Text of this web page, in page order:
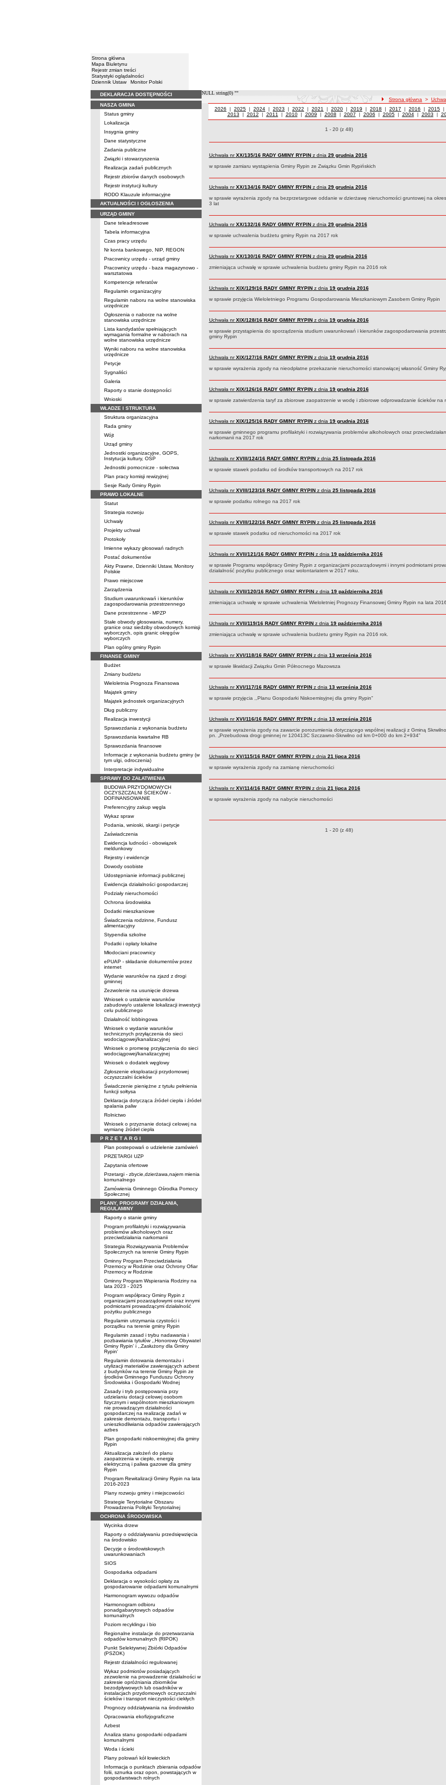
Strona główna
Mapa Biuletynu
Rejestr zmian treści
Statystyki oglądalności
Dziennik Ustaw
Monitor Polski
Menu
DEKLARACJA DOSTĘPNOŚCI
NASZA GMINA
Status gminy
Lokalizacja
Insygnia gminy
Dane statystyczne
Zadania publiczne
Związki i stowarzyszenia
Realizacja zadań publicznych
Rejestr zbiorów danych osobowych
Rejestr instytucji kultury
RODO Klauzule informacyjne
AKTUALNOŚCI I OGŁOSZENIA
URZĄD GMINY
Dane teleadresowe
Tabela informacyjna
Czas pracy urzędu
Nr konta bankowego, NIP, REGON
Pracownicy urzędu - urząd gminy
Pracownicy urzędu - baza magazynowo -
warsztatowa
Kompetencje referatów
Regulamin organizacyjny
Regulamin naboru na wolne stanowiska
urzędnicze
Ogłoszenia o naborze na wolne
stanowiska urzędnicze
Lista kandydatów spełniających
wymagania formalne w naborach na
wolne stanowiska urzędnicze
Wyniki naboru na wolne stanowiska
urzędnicze
Petycje
Sygnaliści
Galeria
Raporty o stanie dostępności
Wnioski
WŁADZE I STRUKTURA
Struktura organizacyjna
Rada gminy
Wójt
Urząd gminy
Jednostki organizacyjne, GOPS,
Instytucja kultury, OSP
Jednostki pomocnicze - sołectwa
Plan pracy komisji rewizyjnej
Sesje Rady Gminy Rypin
PRAWO LOKALNE
Statut
Strategia rozwoju
Uchwały
Projekty uchwał
Protokoły
Imienne wykazy głosowań radnych
Postać dokumentów
Akty Prawne, Dzienniki Ustaw, Monitory
Polskie
Prawo miejscowe
Zarządzenia
Studium uwarunkowań i kierunków
zagospodarowania przestrzennego
Dane przestrzenne - MPZP
Stałe obwody głosowania, numery,
granice oraz siedziby obwodowych komisji
wyborczych, opis granic okręgów
wyborczych
Plan ogólny gminy Rypin
FINANSE GMINY
Budżet
Zmiany budżetu
Wieloletnia Prognoza Finansowa
Majątek gminy
Majątek jednostek organizacyjnych
Dług publiczny
Realizacja inwestycji
Sprawozdania z wykonania budżetu
Sprawozdania kwartalne RB
Sprawozdania finansowe
Informacje z wykonania budżetu gminy (w
tym ulgi, odroczenia)
Interpretacje indywidualne
SPRAWY DO ZAŁATWIENIA
BUDOWA PRZYDOMOWYCH
OCZYSZCZALNI ŚCIEKÓW -
DOFINANSOWANIE
Preferencyjny zakup węgla
Wykaz spraw
Podania, wnioski, skargi i petycje
Zaświadczenia
Ewidencja ludności - obowiązek
meldunkowy
Rejestry i ewidencje
Dowody osobiste
Udostępnianie informacji publicznej
Ewidencja działalności gospodarczej
Podziały nieruchomości
Ochrona środowiska
Dodatki mieszkaniowe
Świadczenia rodzinne, Fundusz
alimentacyjny
Stypendia szkolne
Podatki i opłaty lokalne
Młodociani pracownicy
ePUAP - składanie dokumentów przez
internet
Wydanie warunków na zjazd z drogi
gminnej
Zezwolenie na usunięcie drzewa
Wniosek o ustalenie warunków
zabudowy/o ustalenie lokalizacji inwestycji
celu publicznego
Działalność lobbingowa
Wniosek o wydanie warunków
technicznych przyłączenia do sieci
wodociągowej/kanalizacyjnej
Wniosek o promesę przyłączenia do sieci
wodociągowej/kanalizacyjnej
Wniosek o dodatek węglowy
Zgłoszenie eksploatacji przydomowej
oczyszczalni ścieków
Świadczenie pieniężne z tytułu pełnienia
funkcji sołtysa
Deklaracja dotycząca źródeł ciepła i źródeł
spalania paliw
Rolnictwo
Wniosek o przyznanie dotacji celowej na
wymianę źródeł ciepła
P R Z E T A R G I
Plan postepowań o udzielenie zamówień
PRZETARGI UZP
Zapytania ofertowe
Przetargi - zbycie,dzierżawa,najem mienia
komunalnego
Zamówienia Gminnego Ośrodka Pomocy
Społecznej
PLANY, PROGRAMY DZIAŁANIA,
REGULAMINY
Raporty o stanie gminy
Program profilaktyki i rozwiązywania
problemów alkoholowych oraz
przeciwdziałania narkomanii
Strategia Rozwiązywania Problemów
Społecznych na terenie Gminy Rypin
Gminny Program Przeciwdziałania
Przemocy w Rodzinie oraz Ochrony Ofiar
Przemocy w Rodzinie
Gminny Program Wspierania Rodziny na
lata 2023 - 2025
Program współpracy Gminy Rypin z
organizacjami pozarządowymi oraz innymi
podmiotami prowadzącymi działalność
pożytku publicznego
Regulamin utrzymania czystości i
porządku na terenie gminy Rypin
Regulamin zasad i trybu nadawania i
pozbawiania tytułów ,,Honorowy Obywatel
Gminy Rypin' i ,,Zasłużony dla Gminy
Rypin'
Regulamin dotowania demontażu i
utylizacji materiałów zawierających azbest
z budynków na terenie Gminy Rypin ze
środków Gminnego Funduszu Ochrony
Środowiska i Gospodarki Wodnej
Zasady i tryb postępowania przy
udzielaniu dotacji celowej osobom
fizycznym i wspólnotom mieszkaniowym
nie prowadzącym działalności
gospodarczej na realizację zadań w
zakresie demontażu, transportu i
unieszkodliwiania odpadów zawierających
azbes
Plan gospodarki niskoemisyjnej dla gminy
Rypin
Aktualizacja założeń do planu
zaopatrzenia w ciepło, energię
elektryczną i paliwa gazowe dla gminy
Rypin
Program Rewitalizacji Gminy Rypin na lata
2016-2023
Plany rozwoju gminy i miejscowości
Strategie Terytorialne Obszaru
Prowadzenia Polityki Terytorialnej
OCHRONA ŚRODOWISKA
Wycinka drzew
Raporty o oddziaływaniu przedsięwzięcia
na środowisko
Decyzje o środowiskowych
uwarunkowaniach
SIOS
Gospodarka odpadami
Deklaracja o wysokości opłaty za
gospodarowanie odpadami komunalnymi
Harmonogram wywozu odpadów
Harmonogram odbioru
ponadgabarytowych odpadów
komunalnych
Poziom recyklingu i bio
Regionalne instalacje do przetwarzania
odpadów komunalnych (RIPOK)
Punkt Selektywnej Zbiórki Odpadów
(PSZOK)
Rejestr działalności regulowanej
Wykaz podmiotów posiadających
zezwolenie na prowadzenie działalności w
zakresie opróżniania zbiorników
bezodpływowych lub osadników w
instalacjach przydomowych oczyszczalni
ścieków i transport nieczystości ciekłych
Prognozy oddziaływania na środowisko
Opracowania ekofizjograficzne
Azbest
Analiza stanu gospodarki odpadami
komunalnymi
Woda i ścieki
Plany polowań kół łowieckich
Informacja o punktach zbierania odpadów
folii, sznurka oraz opon, powstających w
gospodarstwach rolnych
NULL string(0) ""
ścieżka nawigacji
Strona główna >
Uchwały z 2016 roku
Uchwały z roku
2026 | Uchwały z roku
2025 | Uchwały z roku
2024 | Uchwały z roku
2023 | Uchwały z roku
2022 | Uchwały z roku
2021 | Uchwały z roku
2020 | Uchwały z roku
2019 | Uchwały z roku
2018 | Uchwały z roku
2017 | Uchwały z roku
2016 | 2015 |
2013 | Uchwały z roku
2012 | Uchwały z roku
2011 | Uchwały z roku
2010| Uchwały z roku
2009 | Uchwały z roku
2008 | Uchwały z roku
2007 | Uchwały z roku
2006 | Uchwały z roku
2005| Uchwały z roku
2004| Uchwały z
2003 |
Uchwały o pozycjach
1 - 20 (z 48)
Uchwała nrXX/135/16 RADY GMINY RYPINz dnia 29 grudnia 2016
w sprawie zamiaru wystąpienia Gminy Rypin ze Związku Gmin Rypińskich
Uchwała nrXX/134/16 RADY GMINY RYPINz dnia 29 grudnia 2016
w sprawie wyrażenia zgody na bezprzetargowe oddanie w dzierżawę nieruchomości gruntowej na
3 lat
Uchwała nrXX/132/16 RADY GMINY RYPINz dnia 29 grudnia 2016
w sprawie uchwalenia budżetu gminy Rypin na 2017 rok
Uchwała nrXX/130/16 RADY GMINY RYPINz dnia 29 grudnia 2016
zmieniająca uchwałę w sprawie uchwalenia budżetu gminy Rypin na 2016 rok
Uchwała nrXIX/129/16 RADY GMINY RYPINz dnia 19 grudnia 2016
w sprawie przyjęcia Wieloletniego Programu Gospodarowania Mieszkaniowym Zasobem Gminy Rypin
Uchwała nrXIX/128/16 RADY GMINY RYPINz dnia 19 grudnia 2016
w sprawie przystąpienia do sporządzenia studium uwarunkowań i kierunków zagospodarowania
gminy Rypin
Uchwała nrXIX/127/16 RADY GMINY RYPINz dnia 19 grudnia 2016
w sprawie wyrażenia zgody na nieodpłatne przekazanie nieruchomości stanowiącej własność Gminy
Uchwała nrXIX/126/16 RADY GMINY RYPINz dnia 19 grudnia 2016
w sprawie zatwierdzenia taryf za zbiorowe zaopatrzenie w wodę i zbiorowe odprowadzanie ścieków na
Uchwała nrXIX/125/16 RADY GMINY RYPINz dnia 19 grudnia 2016
w sprawie gminnego programu profilaktyki i rozwiązywania problemów alkoholowych oraz
narkomanii na 2017 rok
Uchwała nrXVIII/124/16 RADY GMINY RYPINz dnia 25 listopada 2016
w sprawie stawek podatku od środków transportowych na 2017 rok
Uchwała nrXVIII/123/16 RADY GMINY RYPINz dnia 25 listopada 2016
w sprawie podatku rolnego na 2017 rok
Uchwała nrXVIII/122/16 RADY GMINY RYPINz dnia 25 listopada 2016
w sprawie stawek podatku od nieruchomości na 2017 rok
Uchwała nrXVII/121/16 RADY GMINY RYPINz dnia 19 października 2016
w sprawie Programu współpracy Gminy Rypin z organizacjami pozarządowymi i innymi podmiotami
działalność pożytku publicznego oraz wolontariatem w 2017 roku.
Uchwała nrXVII/120/16 RADY GMINY RYPINz dnia 19 października 2016
zmieniająca uchwałę w sprawie uchwalenia Wieloletniej Prognozy Finansowej Gminy Rypin na lata
Uchwała nrXVII/119/16 RADY GMINY RYPINz dnia 19 października 2016
zmieniająca uchwałę w sprawie uchwalenia budżetu gminy Rypin na 2016 rok.
Uchwała nrXVI/118/16 RADY GMINY RYPINz dnia 13 września 2016
w sprawie likwidacji Związku Gmin Północnego Mazowsza
Uchwała nrXVI/117/16 RADY GMINY RYPINz dnia 13 września 2016
w sprawie przyjęcia ,,Planu Gospodarki Niskoemisyjnej dla gminy Rypin"
Uchwała nrXVI/116/16 RADY GMINY RYPINz dnia 13 września 2016
w sprawie wyrażenia zgody na zawarcie porozumienia dotyczącego wspólnej realizacji z Gminą
pn. „Przebudowa drogi gminnej nr 120413C Szczawno-Skrwilno od km 0+000 do km 2+934”
Uchwała nrXV/115/16 RADY GMINY RYPINz dnia 21 lipca 2016
w sprawie wyrażenia zgody na zamianę nieruchomości
Uchwała nrXV/114/16 RADY GMINY RYPINz dnia 21 lipca 2016
w sprawie wyrażenia zgody na nabycie nieruchomości
Uchwały o pozycjach
1 - 20 (z 48)